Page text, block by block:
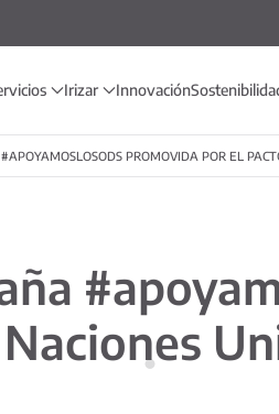
Irizar Innovación
PROMOVIDA POR EL